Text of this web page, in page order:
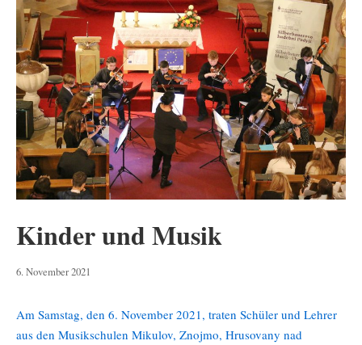
Kinder und Musik
6. November 2021
Am Samstag, den 6. November 2021, traten Schüler und Lehrer
aus den Musikschulen Mikulov, Znojmo, Hrusovany nad